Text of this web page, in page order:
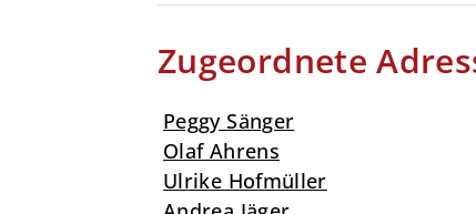
Zugeordnete
Peggy Sänger
Olaf Ahrens
Ulrike Hofmüller